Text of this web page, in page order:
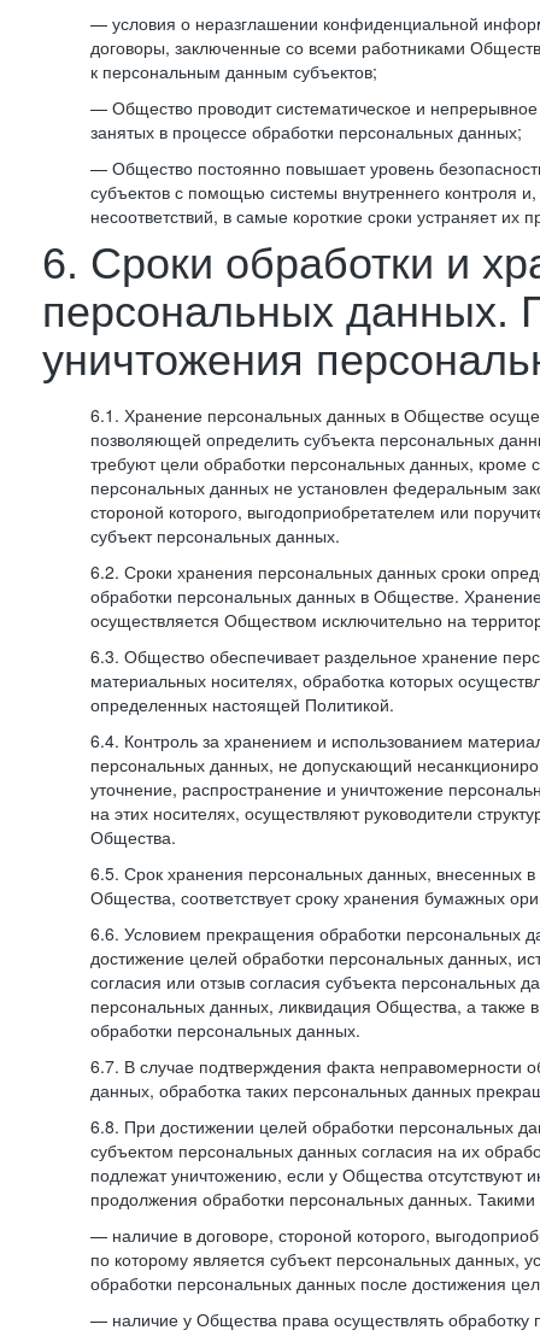
— условия о неразглашении конфиденциальной
договоры, заключенные со всеми работниками
к персональным данным субъектов;
— Общество проводит систематическое и непрерывное
занятых в процессе обработки персональных данных;
— Общество постоянно повышает уровень
субъектов с помощью системы внутреннего контроля
несоответствий, в самые короткие сроки устраняет их
6. Сроки обработки и
персональных данных.
уничтожения
6.1. Хранение персональных данных в Обществе
позволяющей определить субъекта персональных
требуют цели обработки персональных данных, кроме
персональных данных не установлен федеральным
стороной которого, выгодоприобретателем или
субъект персональных данных.
6.2. Сроки хранения персональных данных сроки
обработки персональных данных в Обществе.
осуществляется Обществом исключительно на
6.3. Общество обеспечивает раздельное хранение
материальных носителях, обработка которых
определенных настоящей Политикой.
6.4. Контроль за хранением и использованием
персональных данных, не допускающий
уточнение, распространение и уничтожение
на этих носителях, осуществляют руководители
Общества.
6.5. Срок хранения персональных данных, внесенных
Общества, соответствует сроку хранения бумажных
6.6. Условием прекращения обработки персональных
достижение целей обработки персональных данных,
согласия или отзыв согласия субъекта персональных
персональных данных, ликвидация Общества, а также
обработки персональных данных.
6.7. В случае подтверждения факта неправомерности
данных, обработка таких персональных данных
6.8. При достижении целей обработки персональных
субъектом персональных данных согласия на их
подлежат уничтожению, если у Общества отсутствуют
продолжения обработки персональных данных.
— наличие в договоре, стороной которого,
по которому является субъект персональных данных,
обработки персональных данных после достижения
— наличие у Общества права осуществлять обработку